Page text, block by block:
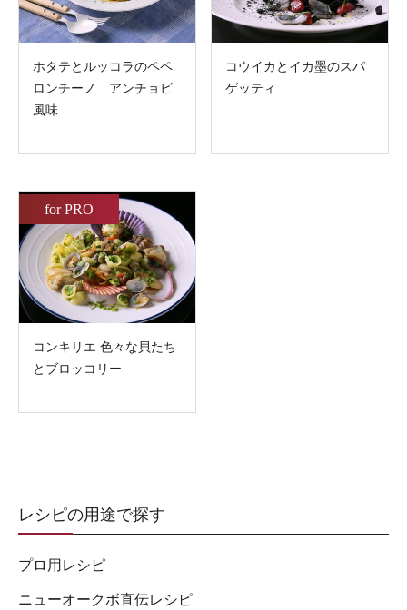
ホタテとルッコラのペペ
ロンチーノ アンチョビ
風味
コウイカとイカ墨のスパ
ゲッティ
for PRO
コンキリエ 色々な貝たち
とブロッコリー
レシピの用途で探す
プロ用レシピ
ニューオークボ直伝レシピ